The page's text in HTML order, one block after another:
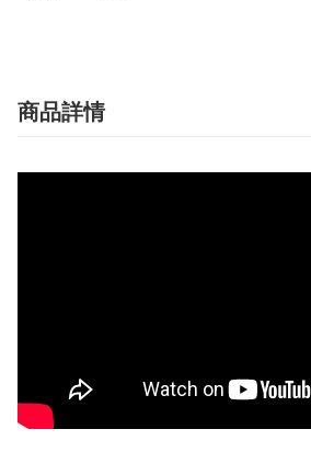
商品詳情